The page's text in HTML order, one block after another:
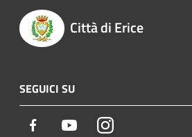
Città di Erice
SEGUICI SU
Facebook YoutubeInstagram